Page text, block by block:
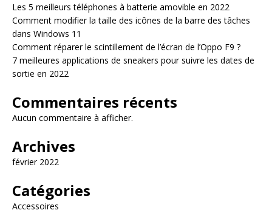
Les 5 meilleurs téléphones à batterie amovible en 2022
Comment modifier la taille des icônes de la barre des tâches
dans Windows 11
Comment réparer le scintillement de l’écran de l’Oppo F9 ?
7 meilleures applications de sneakers pour suivre les dates de
sortie en 2022
Commentaires récents
Aucun commentaire à afficher.
Archives
février 2022
Catégories
Accessoires